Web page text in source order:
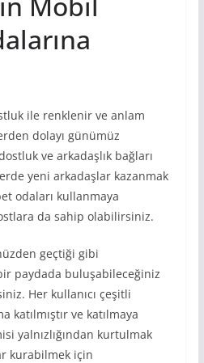
ile renklenir ve anlam
dolayı günümüz
ve arkadaşlık bağları
yeni arkadaşlar kazanmak
odaları kullanmaya
da sahip olabilirsiniz.
geçtiği gibi
paydada buluşabileceğiniz
Her kullanıcı çeşitli
ve katılmaya
yalnızlığından kurtulmak
kurabilmek için